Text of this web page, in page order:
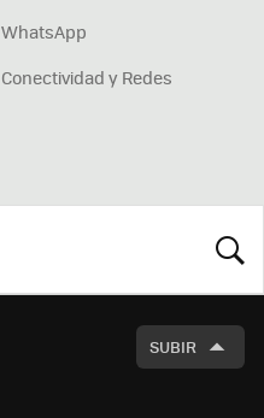
WhatsApp
Conectividad y Redes
SUBIR